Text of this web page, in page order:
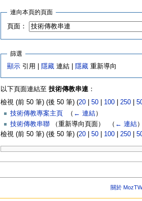
連向本頁的頁面
頁面：
篩選
顯示 引用 | 隱藏 連結 | 隱藏 重新導向
以下頁面連結至 技術傳教串連：
檢視 (前 50 筆) (後 50 筆) (20| 50| 100| 250|
技術傳教專案主頁
（ ← 連結）
技術傳教串聯（重新導向頁面） ‎ （ ← 連結
檢視 (前 50 筆) (後 50 筆) (20| 50| 100| 250|
關於